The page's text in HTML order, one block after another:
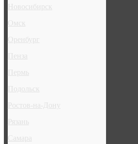
Новосибирск
Омск
Оренбург
Пенза
Пермь
Подольск
Ростов-на-Дону
Рязань
Самара